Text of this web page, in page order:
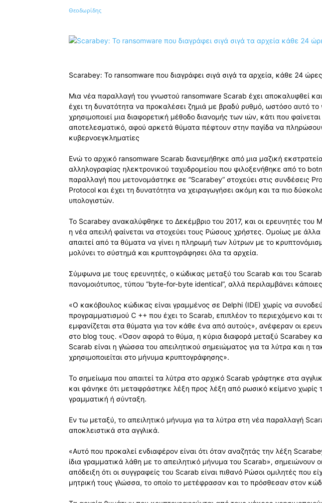
Κοινοποίηση
Scarabey: Το ransomware που διαγράφει σιγά σιγά τα αρχεία, κάθε 24
Μια νέα παραλλαγή του γνωστού ransomware Scarab έχει αποκαλυφθεί
έχει τη δυνατότητα να προκαλέσει ζημιά με βραδύ ρυθμό, ωστόσο αυτό
χρησιμοποιεί μια διαφορετική μέθοδο διανομής των ιών, κάτι που
αποτελεσματικό, αφού αρκετά θύματα πέφτουν στην παγίδα να
κυβερνοεγκληματίες
Ενώ το αρχικό ransomware Scarab διανεμήθηκε από μια μαζική
αλληλογραφίας ηλεκτρονικού ταχυδρομείου που φιλοξενήθηκε από το
παραλλαγή που μετονομάστηκε σε “Scarabey” στοχεύει στις συνδέσεις
Protocol και έχει τη δυνατότητα να χειραγωγήσει ακόμη και τα πιο
υπολογιστών.
Το Scarabey ανακαλύφθηκε το Δεκέμβριο του 2017, και οι ερευνητές του
η νέα απειλή φαίνεται να στοχεύει τους Ρώσους χρήστες. Ομοίως με
απαιτεί από τα θύματα να γίνει η πληρωμή των λύτρων με το
μολύνει το σύστημά και κρυπτογράφησει όλα τα αρχεία.
Σύμφωνα με τους ερευνητές, ο κώδικας μεταξύ του Scarab και του
πανομοιότυπος, τύπου “byte-for-byte identical”, αλλά περιλαμβάνει
«Ο κακόβουλος κώδικας είναι γραμμένος σε Delphi (IDE) χωρίς να
προγραμματισμού C ++ που έχει το Scarab, επιπλέον το περιεχόμενο και
εμφανίζεται στα θύματα για τον κάθε ένα από αυτούς», ανέφεραν οι
στο blog τους. «Όσον αφορά το θύμα, η κύρια διαφορά μεταξύ Scarabey
Scarab είναι η γλώσσα του απειλητικού σημειώματος για τα λύτρα και η
χρησιμοποιείται στο μήνυμα κρυπτογράφησης».
Το σημείωμα που απαιτεί τα λύτρα στο αρχικό Scarab γράφτηκε στα
και φάνηκε ότι μεταφράστηκε λέξη προς λέξη από ρωσικό κείμενο χωρίς
γραμματική ή σύνταξη.
Εν τω μεταξύ, το απειλητικό μήνυμα για τα λύτρα στη νέα παραλλαγή
αποκλειστικά στα αγγλικά.
«Αυτό που προκαλεί ενδιαφέρον είναι ότι όταν αναζητάς την λέξη
ίδια γραμματικά λάθη με το απειλητικό μήνυμα του Scarab», σημειώνουν
απόδειξη ότι οι συγγραφείς του Scarab είναι πιθανό Ρώσοι ομιλητές που
μητρική τους γλώσσα, το οποίο το μετέφρασαν και το πρόσθεσαν στον